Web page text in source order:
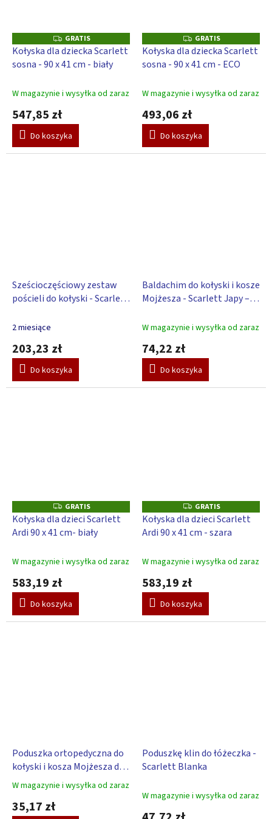
G
R
A
T
GRATIS
Kołyska dla dziecka Scarlett
sosna - 90 x 41 cm - biały
W magazynie i wysyłka od zaraz
547,85 zł
Do koszyka
G
R
A
T
GRATIS
Kołyska dla dziecka Scarlett
sosna - 90 x 41 cm - ECO
W magazynie i wysyłka od zaraz
493,06 zł
Do koszyka
Sześcioczęściowy zestaw
pościeli do kołyski - Scarlett
2 miesiące
203,23 zł
Do koszyka
Baldachim do kołyski i kosze
Mojżesza - Scarlett Japy –
W magazynie i wysyłka od zaraz
74,22 zł
Do koszyka
G
R
A
T
GRATIS
Kołyska dla dzieci Scarlett
Ardi 90 x 41 cm- biały
W magazynie i wysyłka od zaraz
583,19 zł
Do koszyka
G
R
A
T
GRATIS
Kołyska dla dzieci Scarlett
Ardi 90 x 41 cm - szara
W magazynie i wysyłka od zaraz
583,19 zł
Do koszyka
Poduszka ortopedyczna do
kołyski i kosza Mojżesza dla
niemowlaka Scarlett
Blanka - biała
Średnia
produktu
W magazynie i wysyłka od zaraz
35,17 zł
Poduszkę klin do łóżeczka -
Scarlett Blanka
W magazynie i wysyłka od zaraz